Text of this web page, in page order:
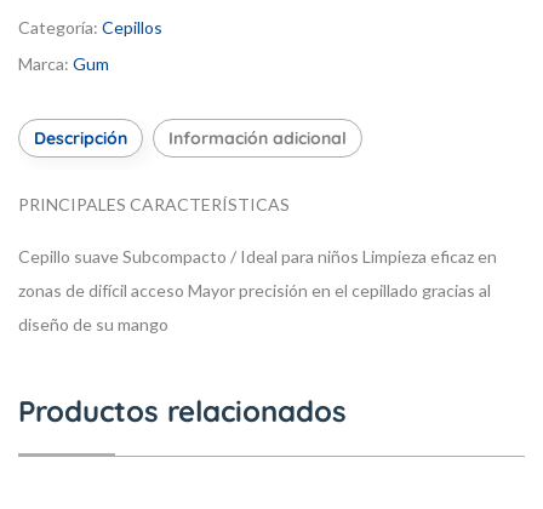
Categoría: Cepillos
Marca: Gum
Descripción Información adicional
PRINCIPALES CARACTERÍSTICAS
Cepillo suaveSubcompacto / Ideal para niños Limpieza eficaz en
zonas de difícil acceso Mayor precisión en el cepillado gracias al
diseño de su mango
Productos relacionados